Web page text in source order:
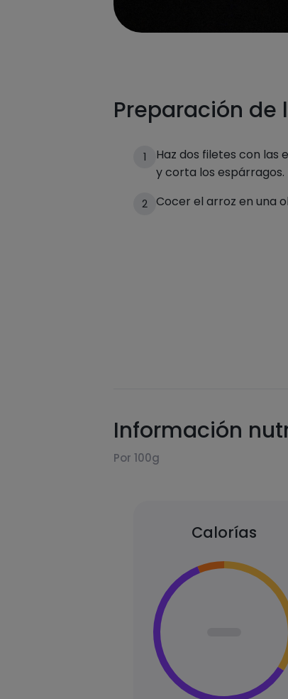
Preparación de
1
Haz dos filetes con las
y corta los espárragos.
2 Cocer el arroz en una
Información
Por 100g
Calorías